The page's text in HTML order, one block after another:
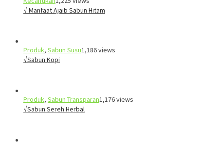
√ Manfaat Ajaib Sabun Hitam
Produk, Sabun Susu1,186 views
√Sabun Kopi
Produk, Sabun Transparan1,176 views
√Sabun Sereh Herbal